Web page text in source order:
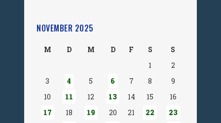
NOVEMBER 2025
M D M D F S
S
1
2
3
4 5 6 7 8
9
10
11 12 13 14 15
16
17
18 19 20 21 22
23